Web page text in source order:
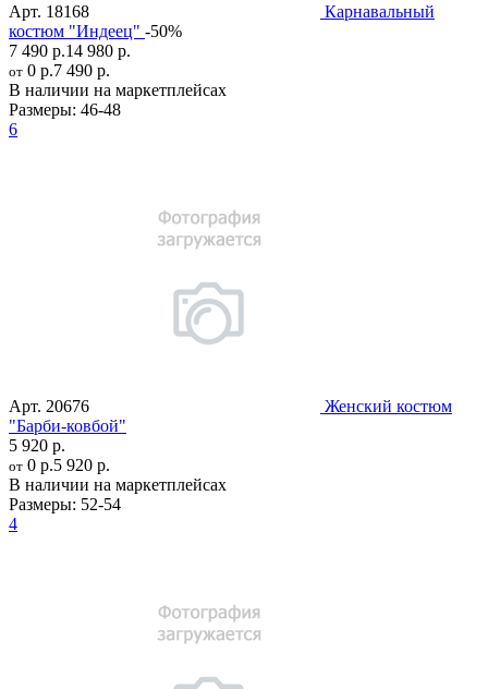
Арт. 18168
Карнавальный
костюм "Индеец" -50%
7 490 р.14 980 р.
от 0 р.7 490 р.
В наличии на маркетплейсах
Размеры: 46-48
6
Арт. 20676
Женский костюм
"Барби-ковбой"
5 920 р.
от 0 р.5 920 р.
В наличии на маркетплейсах
Размеры: 52-54
4